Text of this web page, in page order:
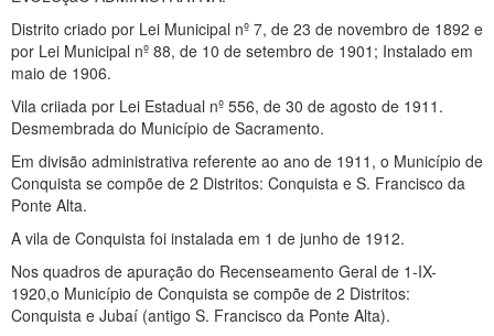
Distrito criado por Lei Municipal nº 7, de 23 de novembro de 1892 e
por Lei Municipal nº 88, de 10 de setembro de 1901; Instalado em
maio de 1906.
Vila criiada por Lei Estadual nº 556, de 30 de agosto de 1911.
Desmembrada do Município de Sacramento.
Em divisão administrativa referente ao ano de 1911, o Município de
Conquista se compõe de 2 Distritos: Conquista e S. Francisco da
Ponte Alta.
A vila de Conquista foi instalada em 1 de junho de 1912.
Nos quadros de apuração do Recenseamento Geral de 1-IX-
1920,o Município de Conquista se compõe de 2 Distritos:
Conquista e Jubaí (antigo S. Francisco da Ponte Alta).